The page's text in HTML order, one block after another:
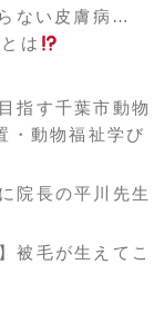
ない皮膚病…
は
指す千葉市動物
・動物福祉学び
院長の平川先生
被毛が生えてこ